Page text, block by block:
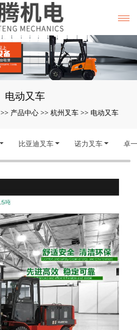
电动又车
>> 产品中心 >> 杭州叉车 >> 电动又车
比亚迪叉车 诺力叉车 卓